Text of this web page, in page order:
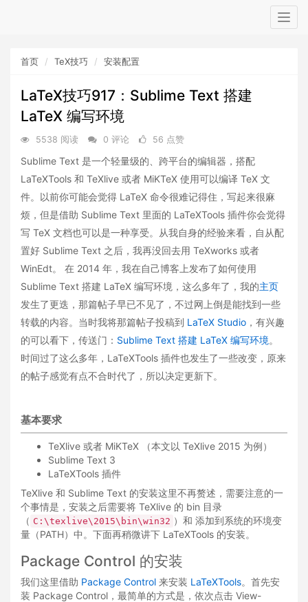
首页 TeX技巧 安装配置
LaTeX技巧917：Sublime Text 搭建
LaTeX 编写环境
5538 阅读 0 评论 56 点赞
Sublime Text 是一个轻量级的、跨平台的编辑器，搭配
LaTeXTools 和 TeXlive 或者 MiKTeX 使用可以编译 TeX 文
件。以前你可能会觉得 LaTeX 命令很难记得住，写起来很麻
烦，但是借助 Sublime Text 里面的 LaTeXTools 插件你会觉得
写 TeX 文档也可以是一种享受。从我自身的经验来看，自从配
置好 Sublime Text 之后，我再没回去用 TeXworks 或者
WinEdt。 在 2014 年，我在自己博客上发布了如何使用
Sublime Text 搭建 LaTeX 编写环境，这么多年了，我的主页
发生了更迭，那篇帖子早已不见了，不过网上倒是能找到一些
转载的内容。当时我将那篇帖子投稿到 LaTeX Studio ，有兴趣
的可以看下，传送门： Sublime Text 搭建 LaTeX 编写环境。
时间过了这么多年，LaTeXTools 插件也发生了一些改变，原来
的帖子感觉有点不合时代了，所以决定更新下。
基本要求
TeXlive 或者 MiKTeX （本文以 TeXlive 2015 为例）
Sublime Text 3
LaTeXTools 插件
TeXlive 和 Sublime Text 的安装这里不再赘述，需要注意的一
个事情是，安装之后需要将 TeXlive 的 bin 目录
（ C:\texlive\2015\bin\win32 ）和 添加到系统的环境变
量（PATH）中。下面再稍微讲下 LaTeXTools 的安装。
Package Control 的安装
我们这里借助 Package Control 来安装 LaTeXTools。首先安
装 Package Control，最简单的方式是，依次点击 View-